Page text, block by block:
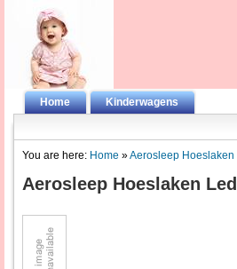
Home Kinderwagens
You are here: Home »Aerosleep Hoeslaken
Aerosleep Hoeslaken